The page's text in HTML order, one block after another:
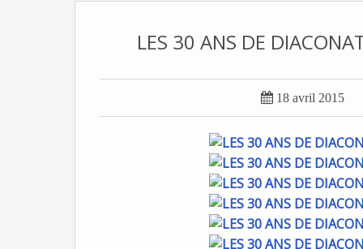
LES 30 ANS DE
 18 avril 2015